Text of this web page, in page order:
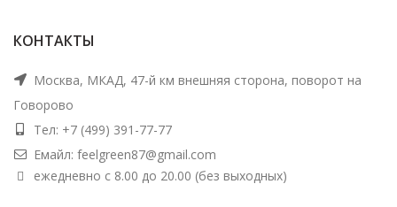
КОНТАКТЫ
Москва, МКАД, 47-й км внешняя сторона, поворот на
Говорово
Тел: +7 (499) 391-77-77
Емайл: feelgreen87@gmail.com
ежедневно с 8.00 до 20.00 (без выходных)